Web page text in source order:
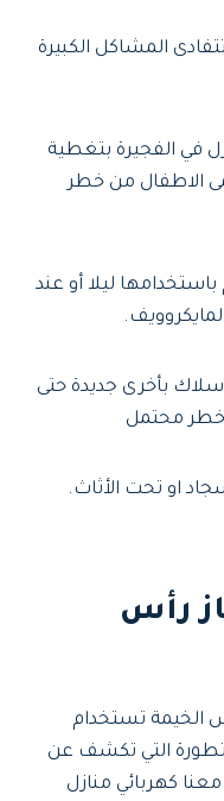
المشاكل الكبيرة
في الفجيرة بتغطية
الاطفال من خطر
ليلا أو عند
بأخرى جديدة حتى
خطر محتمل
او تحت الأثاث.
رأس
الخيمة تستخدام
التي تكشف عن
كهربائي منازل